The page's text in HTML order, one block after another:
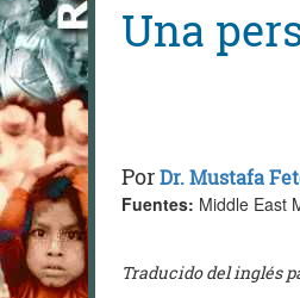
Una
PorDr. Mustafa
Fuentes: Middle East
Traducido del inglés